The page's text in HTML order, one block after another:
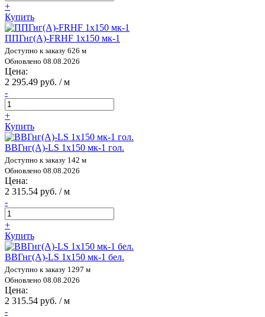
+
Купить
ППГнг(А)-FRHF 1х150 мк-1
Доступно к заказу 626 м
Обновлено 08.08.2026
Цена:
2 295.49 руб. / м
-
+
Купить
ВВГнг(А)-LS 1х150 мк-1 гол.
Доступно к заказу 142 м
Обновлено 08.08.2026
Цена:
2 315.54 руб. / м
-
+
Купить
ВВГнг(А)-LS 1х150 мк-1 бел.
Доступно к заказу 1297 м
Обновлено 08.08.2026
Цена:
2 315.54 руб. / м
-